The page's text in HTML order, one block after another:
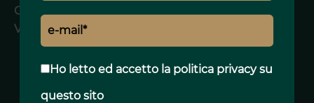
Ho letto ed accetto la politica privacysu
questo sito
Guardiano
Videocitofono